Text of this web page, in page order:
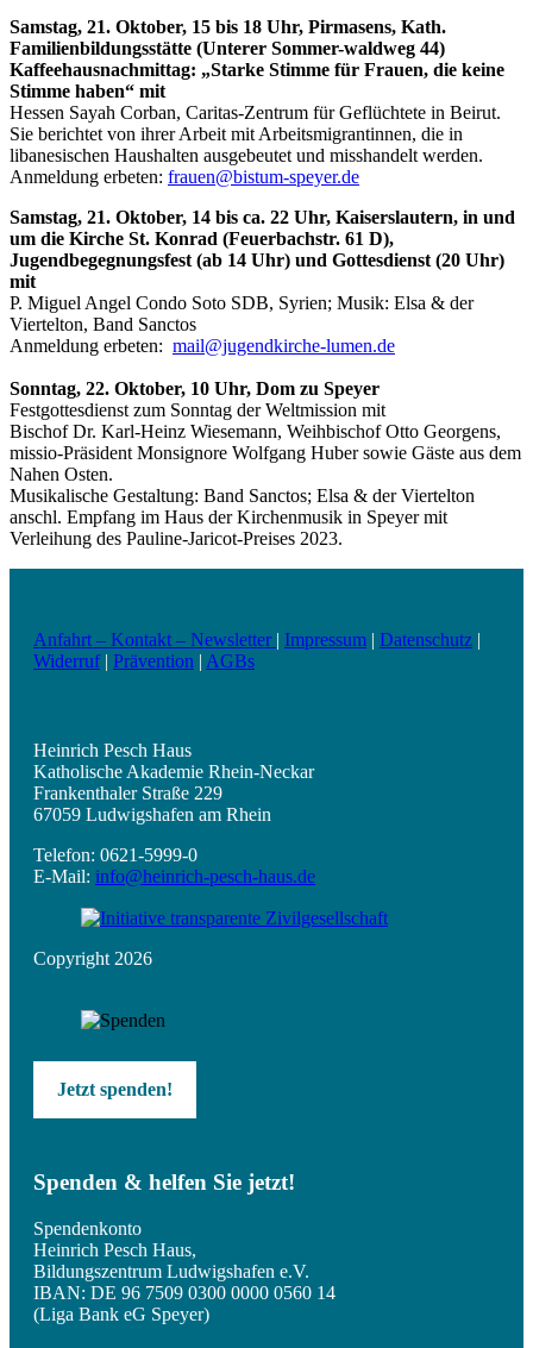
Samstag, 21. Oktober, 15 bis 18 Uhr, Pirmasens, Kath.
Familienbildungsstätte (Unterer Sommer-waldweg 44)
Kaffeehausnachmittag: „Starke Stimme für Frauen, die keine
Stimme haben“ mit
Hessen Sayah Corban, Caritas-Zentrum für Geflüchtete in Beirut.
Sie berichtet von ihrer Arbeit mit Arbeitsmigrantinnen, die in
libanesischen Haushalten ausgebeutet und misshandelt werden.
Anmeldung erbeten: frauen@bistum-speyer.de
Samstag, 21. Oktober, 14 bis ca. 22 Uhr, Kaiserslautern, in und
um die Kirche St. Konrad (Feuerbachstr. 61 D),
Jugendbegegnungsfest (ab 14 Uhr) und Gottesdienst (20 Uhr)
mit
P. Miguel Angel Condo Soto SDB, Syrien; Musik: Elsa & der
Viertelton, Band Sanctos
Anmeldung erbeten: mail@jugendkirche-lumen.de
Sonntag, 22. Oktober, 10 Uhr, Dom zu Speyer
Festgottesdienst zum Sonntag der Weltmission mit
Bischof Dr. Karl-Heinz Wiesemann, Weihbischof Otto Georgens,
missio-Präsident Monsignore Wolfgang Huber sowie Gäste aus dem
Nahen Osten.
Musikalische Gestaltung: Band Sanctos; Elsa & der Viertelton
anschl. Empfang im Haus der Kirchenmusik in Speyer mit
Verleihung des Pauline-Jaricot-Preises 2023.
Anfahrt – Kontakt – Newsletter | Impressum | Datenschutz |
Widerruf| Prävention | AGBs
Heinrich Pesch Haus
Katholische Akademie Rhein-Neckar
Frankenthaler Straße 229
67059 Ludwigshafen am Rhein
Telefon: 0621-5999-0
E-Mail: info@heinrich-pesch-haus.de
Copyright 2026
Jetzt spenden!
Spenden & helfen Sie jetzt!
Spendenkonto
Heinrich Pesch Haus,
Bildungszentrum Ludwigshafen e.V.
IBAN: DE 96 7509 0300 0000 0560 14
(Liga Bank eG Speyer)